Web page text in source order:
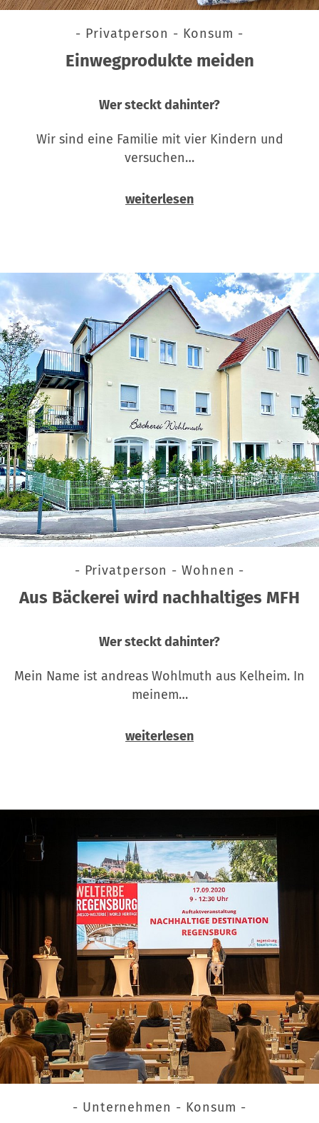
- Privatperson - Konsum -
Einwegprodukte meiden
Wer steckt dahinter?
Wir sind eine Familie mit vier Kindern und
versuchen…
weiterlesen
- Privatperson - Wohnen -
Aus Bäckerei wird nachhaltiges MFH
Wer steckt dahinter?
Mein Name ist andreas Wohlmuth aus Kelheim. In
meinem…
weiterlesen
- Unternehmen - Konsum -